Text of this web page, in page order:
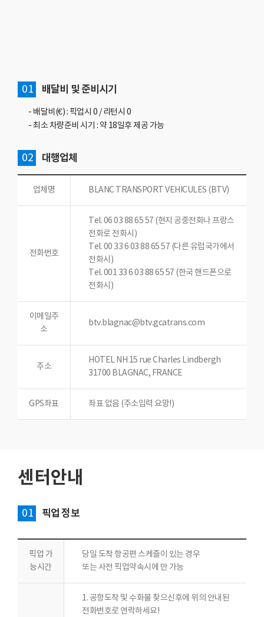
01 배달비 및 준비시기
- 배달비(€) : 픽업시 0 / 리턴시 0
- 최소 차량준비 시기 : 약 18일후 제공 가능
02 대행업체
업체명 BLANC TRANSPORT VEHICULES (BTV)
전화번호
Tel. 06 03 88 65 57 (현지 공중전화나 프랑스
전화로 전화시)
Tel. 00 33 6 03 88 65 57 (다른 유럽국가에서
전화시)
Tel. 001 33 6 03 88 65 57 (한국 핸드폰으로
전화시)
이메일주
소
btv.blagnac@btv.gcatrans.com
주소
HOTEL NH 15 rue Charles Lindbergh
31700 BLAGNAC, FRANCE
GPS좌표 좌표 없음 (주소입력 요망!)
센터안내
01 픽업 정보
픽업 가
능시간
당일 도착 항공편 스케즐이 있는 경우
또는 사전 픽업약속시에 만 가능
1. 공항도착 및 수화물 찾으신후에 위의 안내된
전화번호로 연락하세요!